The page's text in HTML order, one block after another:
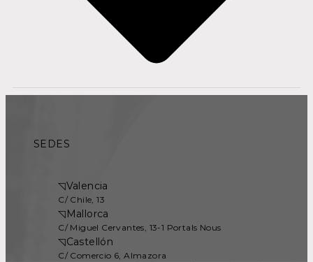
SEDES
◹Valencia
C/ Chile, 13
◹Mallorca
C/ Miguel Cervantes, 13-1 Portals Nous
◹Castellón
C/ Comercio 6, Almazora